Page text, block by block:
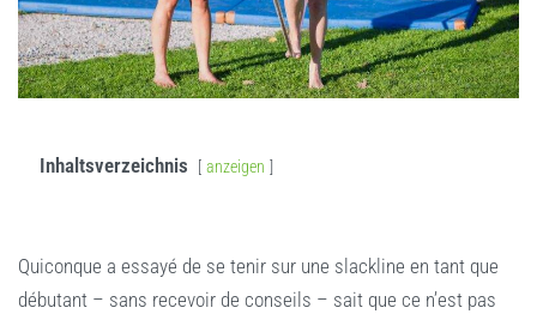
Inhaltsverzeichnis anzeigen
Quiconque a essayé de se tenir sur une slackline en tant que
débutant – sans recevoir de conseils – sait que ce n’est pas